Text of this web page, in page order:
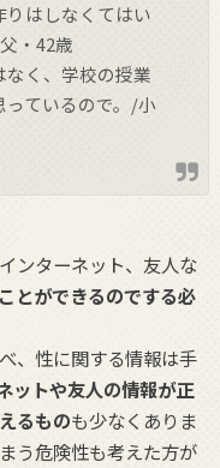
はしなくてはい
・42歳
く、学校の授業
ているので。/小
ンターネット、友人な
とができるのでする必
、性に関する情報は手
ットや友人の情報が正
るものも少なくありま
う危険性も考えた方が